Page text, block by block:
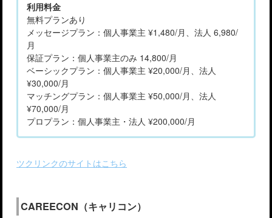
利用料金
無料プランあり
メッセージプラン：個人事業主 ¥1,480/月、法人 6,980/
月
保証プラン：個人事業主のみ 14,800/月
ベーシックプラン：個人事業主 ¥20,000/月、法人
¥30,000/月
マッチングプラン：個人事業主 ¥50,000/月、法人
¥70,000/月
プロプラン：個人事業主・法人 ¥200,000/月
ツクリンクのサイトはこちら
CAREECON（キャリコン）